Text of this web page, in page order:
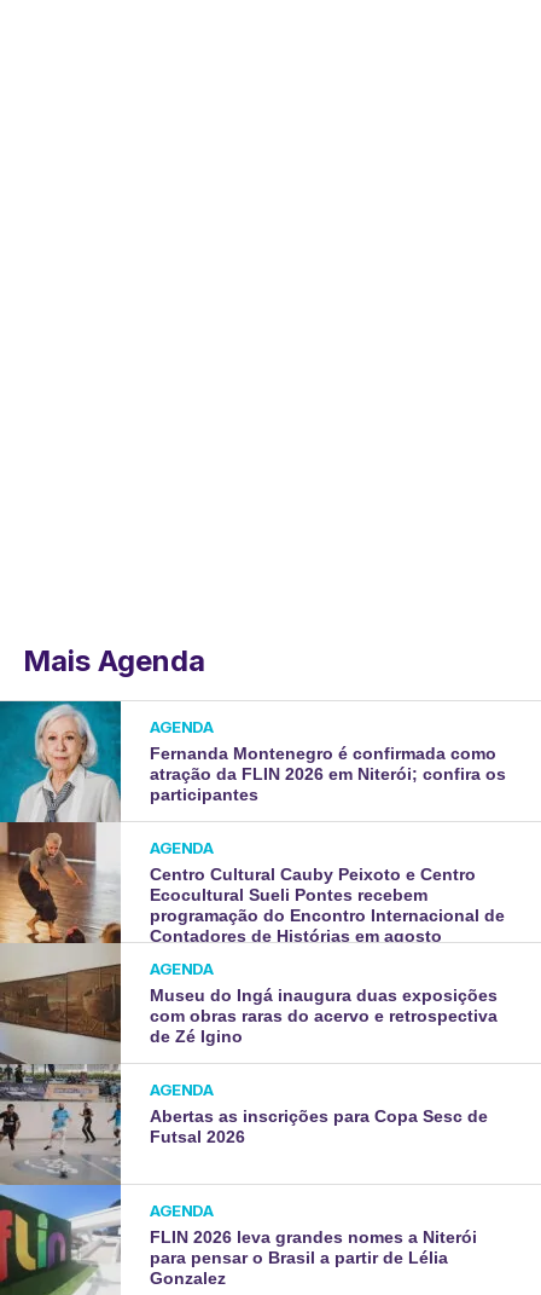
Mais Agenda
AGENDA
Fernanda Montenegro é confirmada como
atração da FLIN 2026 em Niterói; confira os
participantes
AGENDA
Centro Cultural Cauby Peixoto e Centro
Ecocultural Sueli Pontes recebem
programação do Encontro Internacional de
Contadores de Histórias em agosto
AGENDA
Museu do Ingá inaugura duas exposições
com obras raras do acervo e retrospectiva
de Zé Igino
AGENDA
Abertas as inscrições para Copa Sesc de
Futsal 2026
AGENDA
FLIN 2026 leva grandes nomes a Niterói
para pensar o Brasil a partir de Lélia
Gonzalez